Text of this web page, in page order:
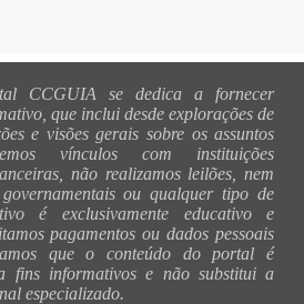
CCGUIA se dedica a fornecer
que inclui desde explorações de
e visões gerais sobre os assuntos
vínculos com instituições
não realizamos leilões, nem
governamentais ou qualquer tipo de
é exclusivamente educativo e
pagamentos ou dados pessoais
que o conteúdo do portal é
fins informativos e não substitui a
especializado.